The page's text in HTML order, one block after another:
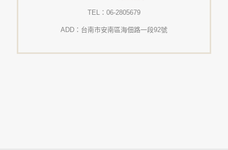
TEL：06-2805679
ADD：台南市安南區海佃路一段92號